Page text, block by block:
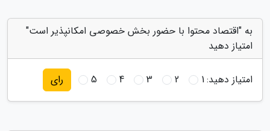
به "اقتصاد محتوا با حضور بخش خصوصی امکانپذیر است"
امتیاز دهید
امتیاز دهید:1
2
3
4
5 رای